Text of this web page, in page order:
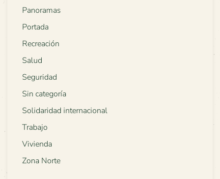
Panoramas
Portada
Recreación
Salud
Seguridad
Sin categoría
Solidaridad internacional
Trabajo
Vivienda
Zona Norte